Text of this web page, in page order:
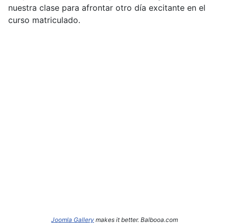
nuestra clase para afrontar otro día excitante en el
curso matriculado.
Joomla Gallery makes it better. Balbooa.com